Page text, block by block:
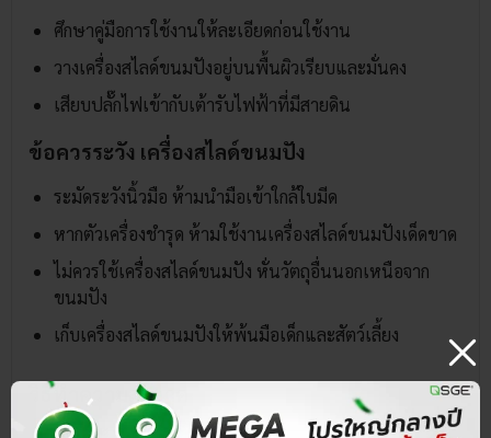
ศึกษาคู่มือการใช้งานให้ละเอียดก่อนใช้งาน
วางเครื่องสไลด์ขนมปังอยู่บนพื้นผิวเรียบและมั่นคง
เสียบปลั๊กไฟเข้ากับเต้ารับไฟฟ้าที่มีสายดิน
ข้อควรระวัง เครื่องสไลด์ขนมปัง
ระมัดระวังนิ้วมือ ห้ามนำมือเข้าใกล้ใบมีด
หากตัวเครื่องชำรุด ห้ามใช้งานเครื่องสไลด์ขนมปังเด็ดขาด
ไม่ควรใช้เครื่องสไลด์ขนมปัง หั่นวัตถุอื่นนอกเหนือจาก
ขนมปัง
เก็บเครื่องสไลด์ขนมปังให้พ้นมือเด็กและสัตว์เลี้ยง
วิธีทำความสะอาด